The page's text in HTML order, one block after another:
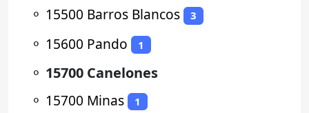
⚬ 15500 Barros Blancos 3
⚬ 15600 Pando 1
⚬ 15700 Canelones
⚬ 15700 Minas 1